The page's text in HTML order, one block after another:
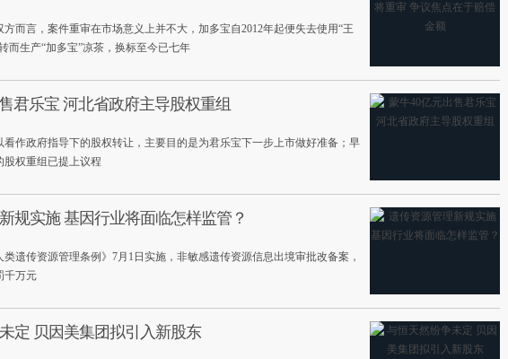
而言，案件重审在市场意义上并不大，加多宝自2012年起便失去使用“王
而生产“加多宝”凉茶，换标至今已七年
君乐宝 河北省政府主导股权重组
看作政府指导下的股权转让，主要目的是为君乐宝下一步上市做好准备；早
股权重组已提上议程
规实施 基因行业将面临怎样监管？
类遗传资源管理条例》7月1日实施，非敏感遗传资源信息出境审批改备案，
千万元
定 贝因美集团拟引入新股东